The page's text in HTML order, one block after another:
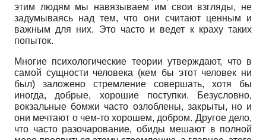
этим людям мы навязываем им свои взгляды, не
задумываясь над тем, что они считают ценным и
важным для них. Это часто и ведет к краху таких
попыток.
Многие психологические теории утверждают, что в
самой сущности человека (кем бы этот человек ни
был) заложено стремление совершать, хотя бы
иногда, добрые, хорошие поступки. Безусловно,
вокзальные бомжи часто озлоблены, закрыты, но и
они мечтают о чем-то хорошем, добром. Другое дело,
что часто разочарование, обиды мешают в полной